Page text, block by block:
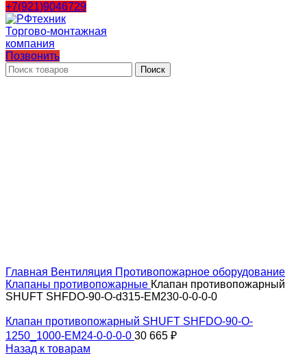
+7(921)9046729
Позвонить
Поиск
Главная Вентиляция Противопожарное оборудование
Клапаны противопожарные Клапан противопожарный
SHUFT SHFDO-90-O-d315-EM230-0-0-0-0
Клапан противопожарный SHUFT SHFDO-90-O-
1250_1000-EM24-0-0-0-0 30 665 ₽
Назад к товарам